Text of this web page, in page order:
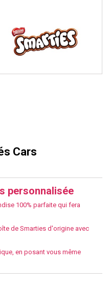
Cars
personnalisée
100% parfaite qui fera
de Smarties d'origine avec
en posant vous même